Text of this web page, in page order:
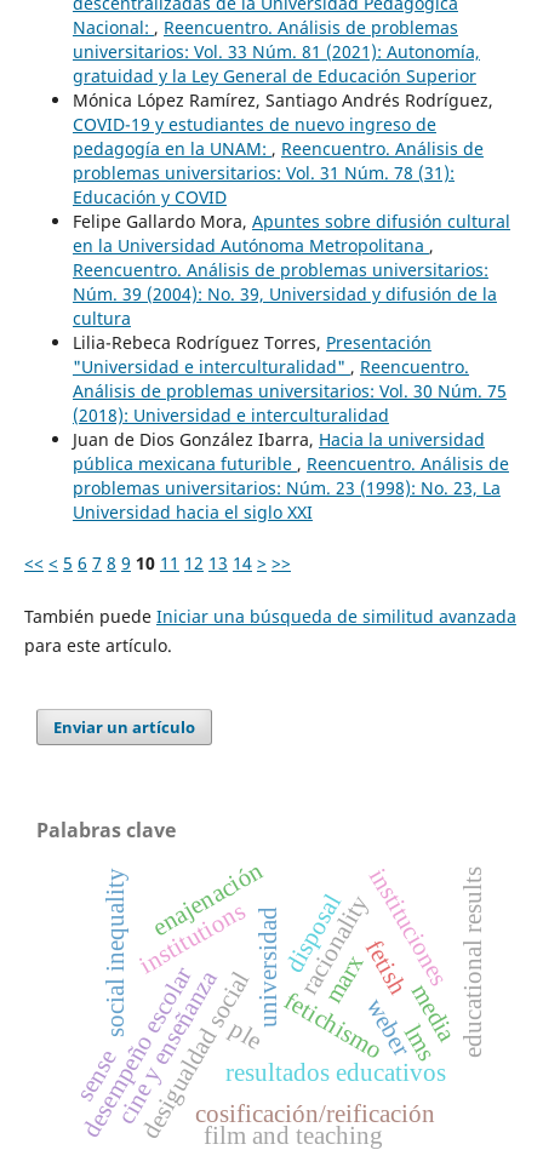
Nacional: , Reencuentro. Análisis de problemas
universitarios: Vol. 33 Núm. 81 (2021): Autonomía,
gratuidad y la Ley General de Educación Superior
Mónica López Ramírez, Santiago Andrés Rodríguez,
COVID-19 y estudiantes de nuevo ingreso de
pedagogía en la UNAM: , Reencuentro. Análisis de
problemas universitarios: Vol. 31 Núm. 78 (31):
Educación y COVID
Felipe Gallardo Mora, Apuntes sobre difusión cultural
en la Universidad Autónoma Metropolitana ,
Reencuentro. Análisis de problemas universitarios:
Núm. 39 (2004): No. 39, Universidad y difusión de la
cultura
Lilia-Rebeca Rodríguez Torres, Presentación
"Universidad e interculturalidad" , Reencuentro.
Análisis de problemas universitarios: Vol. 30 Núm. 75
(2018): Universidad e interculturalidad
Juan de Dios González Ibarra, Hacia la universidad
pública mexicana futurible , Reencuentro. Análisis de
problemas universitarios: Núm. 23 (1998): No. 23, La
Universidad hacia el siglo XXI
<< < 5 6 7 8 9 10 11 12 13 14 > >>
También puede Iniciar una búsqueda de similitud avanzada
para este artículo.
Enviar un artículo
Palabras clave
universidadfetichismo
resultados educativos
desempeño escolar
social inequality
desigualdad social
racionality
weber
institutions instituciones
fetish
disposal
enajenación
cosificación/reificación
marx educational results
media
film and teaching
cine y enseñanzaple lms
sense